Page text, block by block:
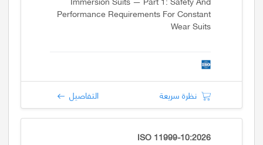
Performance Requirements For Constant
Wear Suits
نظرة سريعة التفاصيل
ISO 11999-10:2026